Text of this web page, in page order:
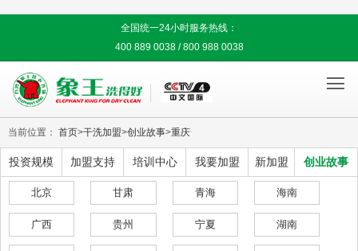
全国统一24小时服务热线：
400 889 0038 / 800 988 0038

当前位置： 首页>干洗加盟>创业故事>重庆
投资规模 加盟支持 培训中心 我要加盟 新加盟 创业故事
北京 甘肃 青海 海南
广西 贵州 宁夏 湖南